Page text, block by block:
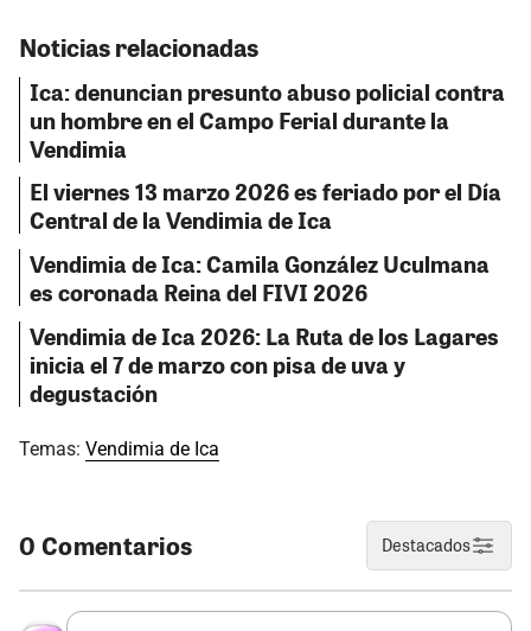
Noticias relacionadas
Ica: denuncian presunto abuso policial contra
un hombre en el Campo Ferial durante la
Vendimia
El viernes 13 marzo 2026 es feriado por el Día
Central de la Vendimia de Ica
Vendimia de Ica: Camila González Uculmana
es coronada Reina del FIVI 2026
Vendimia de Ica 2026: La Ruta de los Lagares
inicia el 7 de marzo con pisa de uva y
degustación
Temas: Vendimia de Ica
0 Comentarios Destacados